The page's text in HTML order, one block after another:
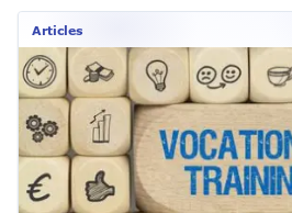
Articles